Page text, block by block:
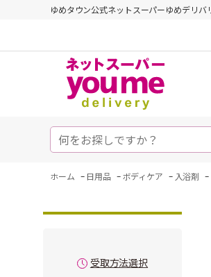
ゆめタウン公式ネットスーパーゆめデリバ
ホーム - 日用品 - ボディケア - 入浴剤 -
受取方法選択